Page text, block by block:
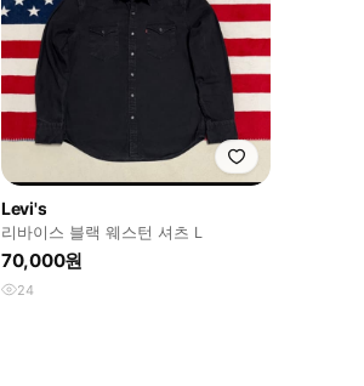
Levi's
리바이스 블랙 웨스턴 셔츠 L
70,000원
24